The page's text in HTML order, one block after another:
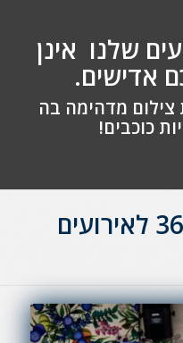
שלנו אינן
אדישים.
צילום מדהימה בה
כוכבים!